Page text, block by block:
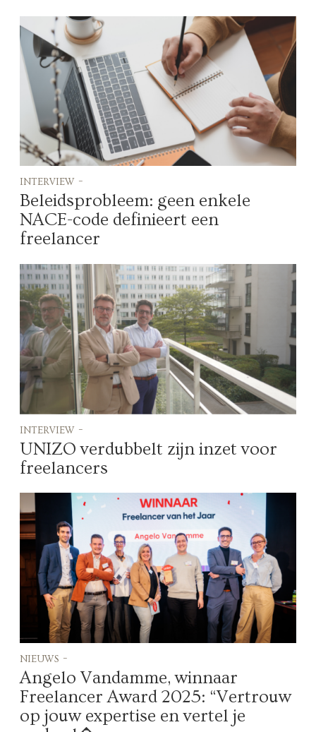
interview -
Beleidsprobleem: geen enkele
NACE-code definieert een
freelancer
interview -
UNIZO verdubbelt zijn inzet voor
freelancers
nieuws -
Angelo Vandamme, winnaar
Freelancer Award 2025: “Vertrouw
op jouw expertise en vertel je